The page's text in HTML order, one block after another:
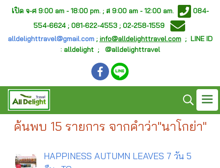
เปิด จ-ศ 9:00 am - 18:00 pm. ; ส 9:00 am - 12:00 am.
084-
554-6624 ; 081-622-4553 ; 02-258-1559
alldelighttravel@gmail.com; info@alldelighttravel.com; LINE ID
: alldelight ; @alldelighttravel
ค้นพบ 15 รายการ จากคำว่า"นาโกย่า"
HAPPINESS AUTUMN LEAVES 7 วัน 5